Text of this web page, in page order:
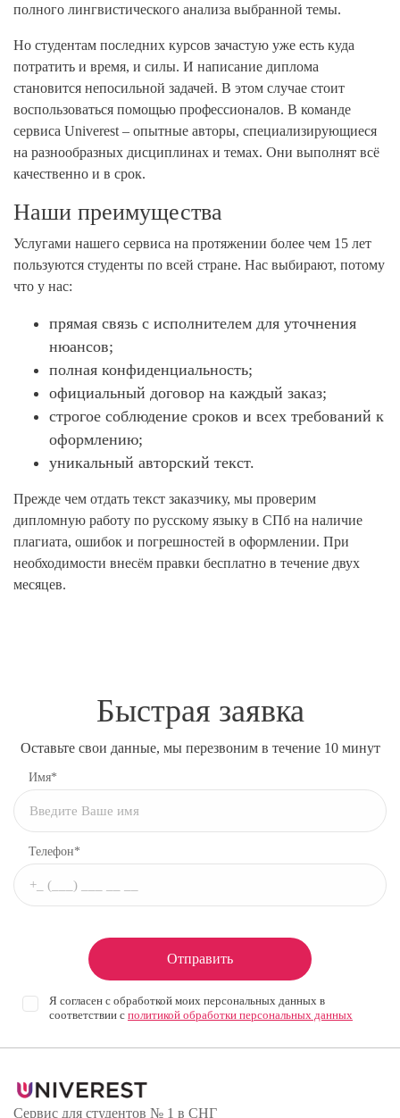
полного лингвистического анализа выбранной темы.
Но студентам последних курсов зачастую уже есть куда
потратить и время, и силы. И написание диплома
становится непосильной задачей. В этом случае стоит
воспользоваться помощью профессионалов. В команде
сервиса Univerest – опытные авторы, специализирующиеся
на разнообразных дисциплинах и темах. Они выполнят всё
качественно и в срок.
Наши преимущества
Услугами нашего сервиса на протяжении более чем 15 лет
пользуются студенты по всей стране. Нас выбирают, потому
что у нас:
прямая связь с исполнителем для уточнения
нюансов;
полная конфиденциальность;
официальный договор на каждый заказ;
строгое соблюдение сроков и всех требований к
оформлению;
уникальный авторский текст.
Прежде чем отдать текст заказчику, мы проверим
дипломную работу по русскому языку в СПб на наличие
плагиата, ошибок и погрешностей в оформлении. При
необходимости внесём правки бесплатно в течение двух
месяцев.
Быстрая заявка
Оставьте свои данные, мы перезвоним в течение 10 минут
Имя*
Телефон*
Отправить
Я согласен с обработкой моих персональных данных в
соответствии с политикой обработки персональных данных
Сервис для студентов № 1 в СНГ